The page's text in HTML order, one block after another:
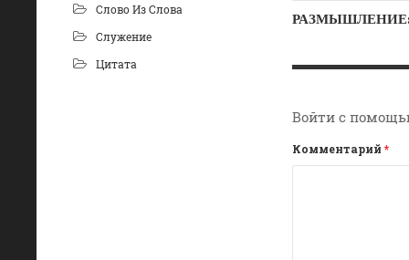
Слово Из Слова
Служение
Цитата
РАЗМЫШЛЕНИЕ:
Войти с
Комментарий *